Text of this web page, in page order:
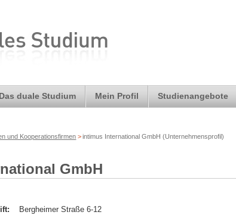
Das duale Studium Mein Profil Studienangebote
und Kooperationsfirmen >intimus International GmbH (Unternehmensprofil)
GmbH
Bergheimer Straße 6-12